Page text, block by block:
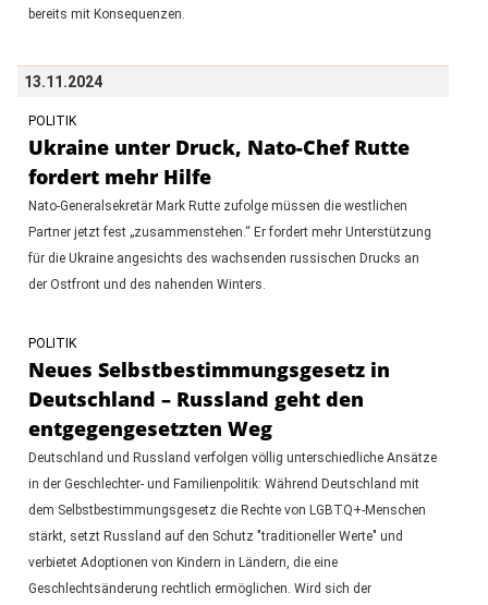
bereits mit Konsequenzen.
13.11.2024
POLITIK
Ukraine unter Druck, Nato-Chef Rutte
fordert mehr Hilfe
Nato-Generalsekretär Mark Rutte zufolge müssen die westlichen
Partner jetzt fest „zusammenstehen.“ Er fordert mehr Unterstützung
für die Ukraine angesichts des wachsenden russischen Drucks an
der Ostfront und des nahenden Winters.
POLITIK
Neues Selbstbestimmungsgesetz in
Deutschland – Russland geht den
entgegengesetzten Weg
Deutschland und Russland verfolgen völlig unterschiedliche Ansätze
in der Geschlechter- und Familienpolitik: Während Deutschland mit
dem Selbstbestimmungsgesetz die Rechte von LGBTQ+-Menschen
stärkt, setzt Russland auf den Schutz "traditioneller Werte" und
verbietet Adoptionen von Kindern in Ländern, die eine
Geschlechtsänderung rechtlich ermöglichen. Wird sich der